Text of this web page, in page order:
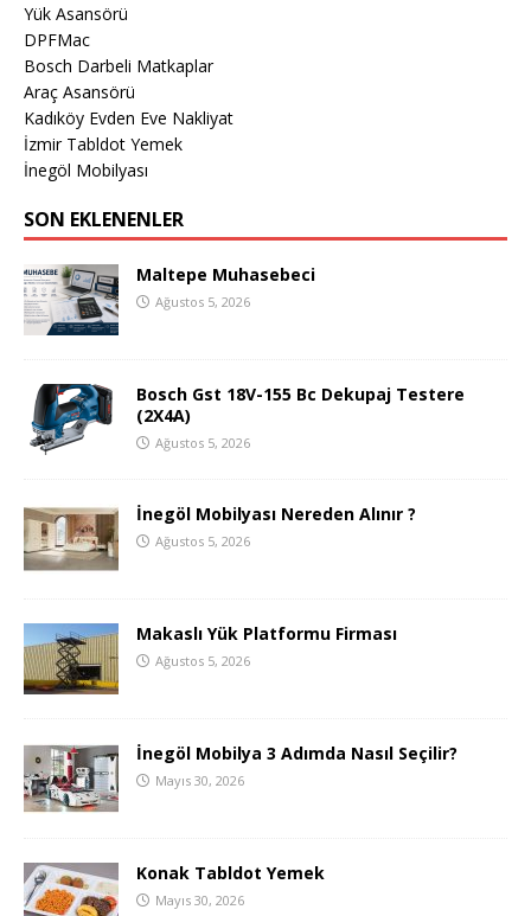
Yük Asansörü
DPFMac
Bosch Darbeli Matkaplar
Araç Asansörü
Kadıköy Evden Eve Nakliyat
İzmir Tabldot Yemek
İnegöl Mobilyası
SON EKLENENLER
Maltepe Muhasebeci
Ağustos 5, 2026
Bosch Gst 18V-155 Bc Dekupaj Testere
(2X4A)
Ağustos 5, 2026
İnegöl Mobilyası Nereden Alınır ?
Ağustos 5, 2026
Makaslı Yük Platformu Firması
Ağustos 5, 2026
İnegöl Mobilya 3 Adımda Nasıl Seçilir?
Mayıs 30, 2026
Konak Tabldot Yemek
Mayıs 30, 2026